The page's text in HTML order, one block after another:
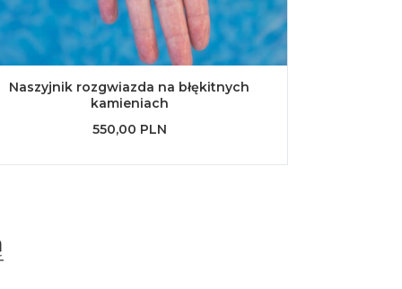
Naszyjnik rozgwiazda na błękitnych
kamieniach
550,00 PLN